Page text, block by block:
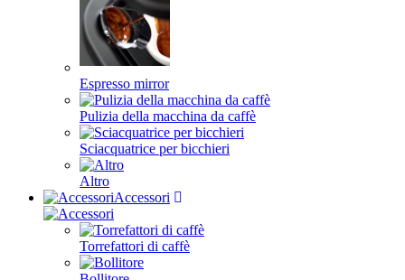
Espresso mirror
Pulizia della macchina da caffè
Sciacquatrice per bicchieri
Altro
Accessori
Torrefattori di caffè